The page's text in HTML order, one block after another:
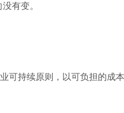
有变。
可持续原则，以可负担的成